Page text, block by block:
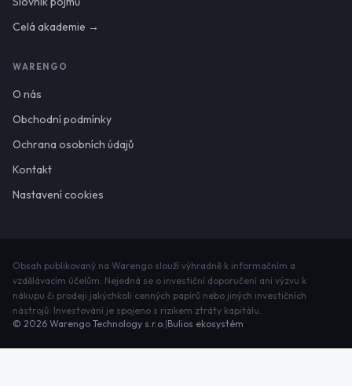
Celá akademie →
WARENGO
O nás
Obchodní podmínky
Ochrana osobních údajů
Kontakt
Nastavení cookies
Obsah publikovaný na Warengo slouží výhradně k informačním a
vzdělávacím účelům. Nejedná se o investiční doporučení ani výzvu k
nákupu či prodeji jakýchkoli cenných papírů nebo jiných investičních
nástrojů. Investování je spojeno s rizikem ztráty kapitálu.
© 2026 Warengo Technology s.r.o. |Bulios ekosystém